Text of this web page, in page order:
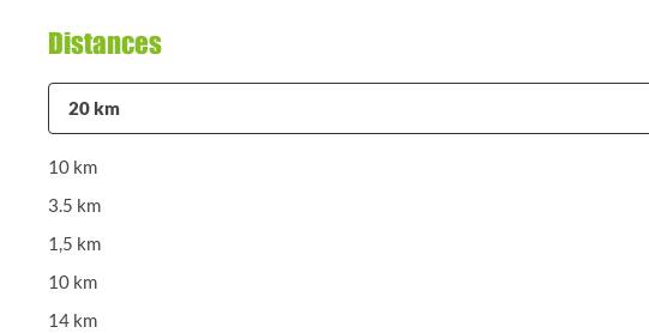
Distances
20 km
10 km
3.5 km
1,5 km
10 km
14 km